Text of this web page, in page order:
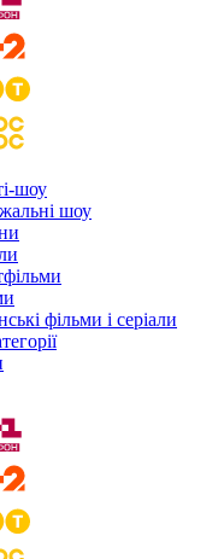
шоу
шоу
фільми і серіали